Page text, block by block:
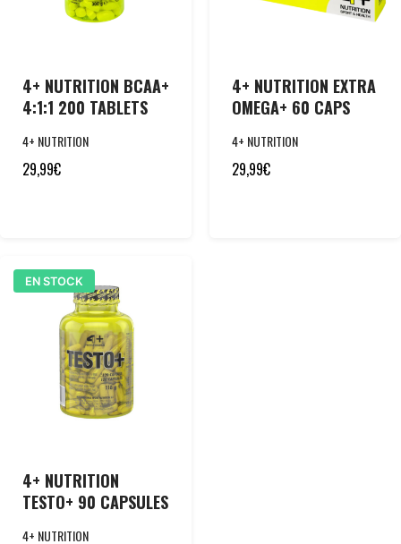
4+ NUTRITION BCAA+
4:1:1 200 TABLETS
4+ NUTRITION
29,99€
4+ NUTRITION EXTRA
OMEGA+ 60 CAPS
4+ NUTRITION
29,99€
EN STOCK
4+ NUTRITION
TESTO+ 90 CAPSULES
4+ NUTRITION